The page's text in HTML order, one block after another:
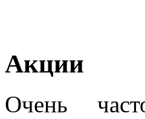
Акции
Очень